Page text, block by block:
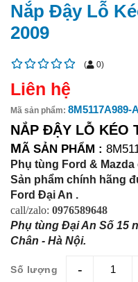
Nắp Đậy Lỗ
2009
( 0)
Liên hệ
Mã sản phẩm: 8M5117A989-
NẮP ĐẬY LỖ KÉO
MÃ SẢN PHẨM :
Phụ tùng Ford &
Sản phẩm chính hãng
Ford Đại An .
call/zalo: 0976589648
Phụ tùng Đại An Số 15
Chân - Hà Nội.
Số lượng giam